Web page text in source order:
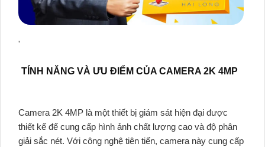
'
TÍNH NĂNG VÀ ƯU ĐIỂM CỦA CAMERA 2K 4MP
Camera 2K 4MP là một thiết bị giám sát hiện đại được
thiết kế để cung cấp hình ảnh chất lượng cao và độ phân
giải sắc nét. Với công nghệ tiên tiến, camera này cung cấp